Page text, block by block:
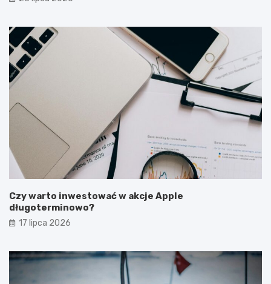
Czy warto inwestować w akcje Apple
długoterminowo?
17 lipca 2026